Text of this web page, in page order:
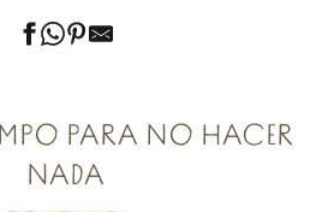
PARA NO HACER
NADA